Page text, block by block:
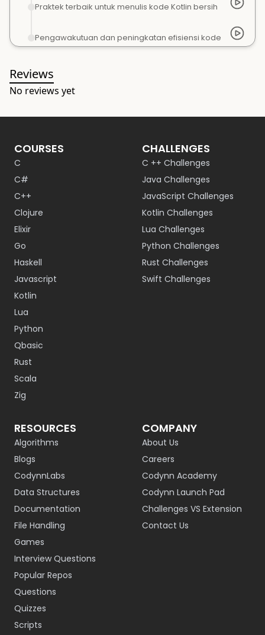
Praktek terbaik untuk menulis kode Kotlin bersih
Pengawakutuan dan peningkatan efisiensi kode
Reviews
No reviews yet
COURSES
C
C#
C++
Clojure
Elixir
Go
Haskell
Javascript
Kotlin
Lua
Python
Qbasic
Rust
Scala
Zig
CHALLENGES
C ++ Challenges
Java Challenges
JavaScript Challenges
Kotlin Challenges
Lua Challenges
Python Challenges
Rust Challenges
Swift Challenges
RESOURCES
Algorithms
Blogs
CodynnLabs
Data Structures
Documentation
File Handling
Games
Interview Questions
Popular Repos
Questions
Quizzes
Scripts
COMPANY
About Us
Careers
Codynn Academy
Codynn Launch Pad
Challenges VS Extension
Contact Us